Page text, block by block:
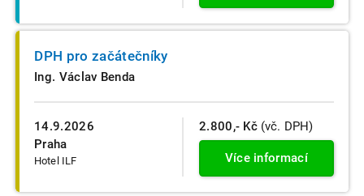
14.9.2026
Praha
Hotel ILF
DPH pro začátečníky
Ing. Václav Benda
2.800,- Kč (vč. DPH)
Více informací